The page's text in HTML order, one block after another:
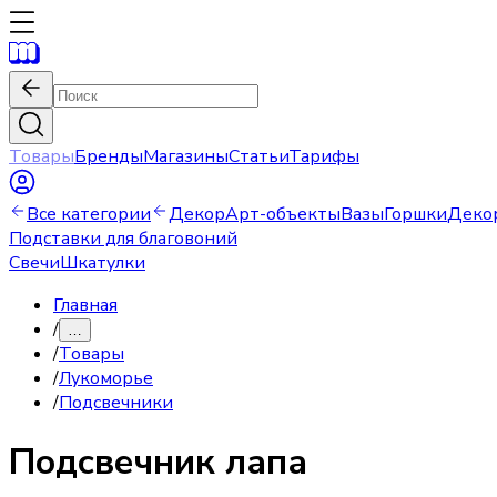
ТоварыБрендыМагазиныСтатьиТарифы
Все категории ДекорАрт-объектыВазыГоршки
Подставки для благовоний
СвечиШкатулки
Главная
/ …
/Товары
/Лукоморье
/Подсвечники
Подсвечник лапа